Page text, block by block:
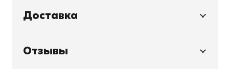
Доставка
Отзывы